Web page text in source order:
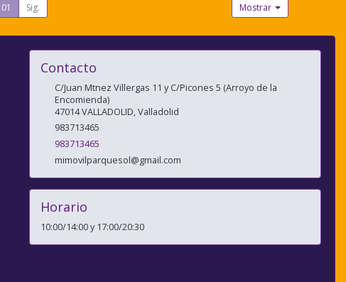
01 Sig. Mostrar
Contacto
C/Juan Mtnez Villergas 11 y C/Picones 5 (Arroyo de la
Encomienda)
47014VALLADOLID,Valladolid
983713465
983713465
mimovilparquesol@gmail.com
Horario
10:00/14:00 y 17:00/20:30